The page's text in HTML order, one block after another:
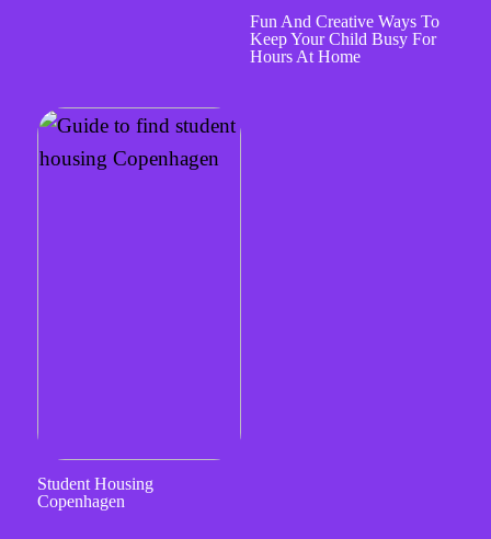
Fun And Creative Ways To
Keep Your Child Busy For
Hours At Home
Student Housing
Copenhagen